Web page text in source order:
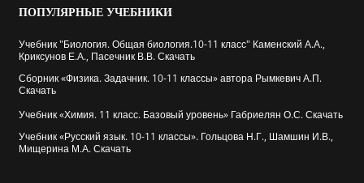
ПОПУЛЯРНЫЕ УЧЕБНИКИ
Учебник "Биология. Общая биология.10-11 класс" Каменский А.А.,
Криксунов Е.А., Пасечник В.В. Скачать
Сборник «Физика. Задачник. 10-11 классы» автора Рымкевич А.П.
Скачать
Учебник «Химия. 11 класс. Базовый уровень» Габриелян О.С. Скачать
Учебник «Русский язык. 10-11 классы». Гольцова Н.Г., Шамшин И.В.,
Мищерина М.А. Скачать